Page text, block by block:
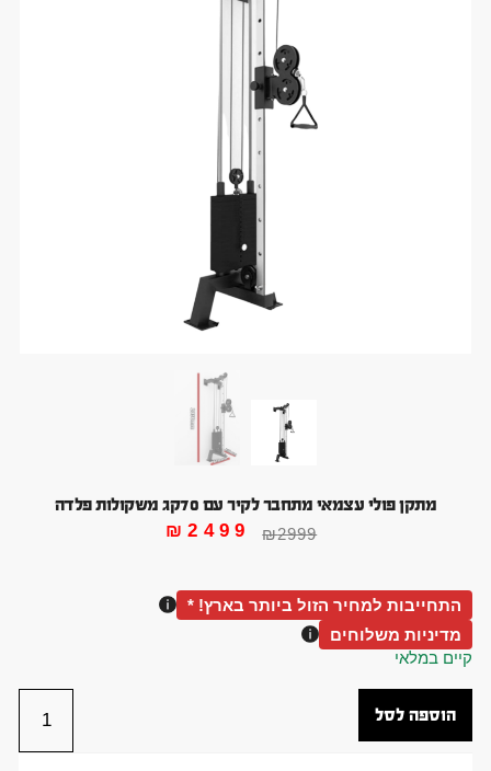
מתקן פולי עצמאי מתחבר לקיר עם 70קג משקולות פלדה
₪2999
₪2499
התחייבות למחיר הזול ביותר בארץ! *
מדיניות משלוחים
קיים במלאי
הוספה לסל